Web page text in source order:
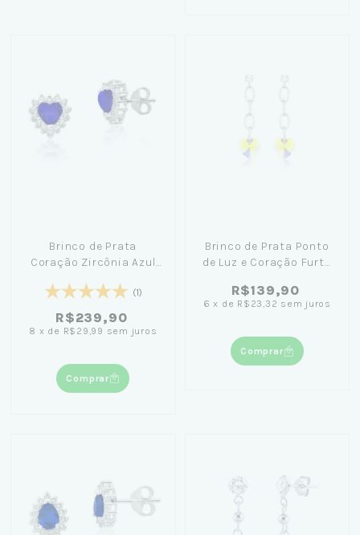
Brinco de Prata
Coração Zircônia Azul
(1)
R$239,90
8 x de R$29,99 sem juros
Comprar
Brinco de Prata Ponto
de Luz e Coração Furta
R$139,90
6 x de R$23,32 sem juros
Comprar